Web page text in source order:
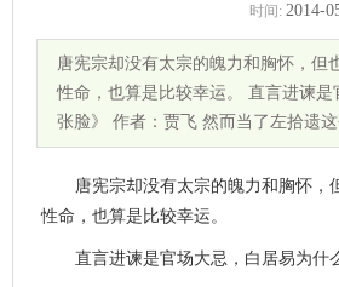
时间: 2014-
唐宪宗却没有太宗的魄力和胸怀，但
性命，也算是比较幸运。 直言进谏
张脸》 作者：贾飞 然而当了左拾遗
唐宪宗却没有太宗的魄力和胸怀，
性命，也算是比较幸运。
直言进谏是官场大忌，白居易为什